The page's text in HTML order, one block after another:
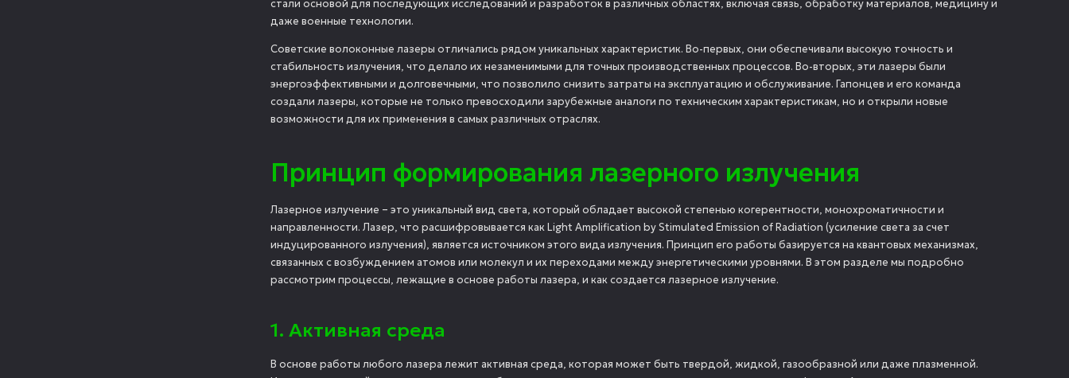
стали основой для последующих исследований и разработок в различных областях, включая связь, обработку материалов, медицину и
даже военные технологии.
Советские волоконные лазеры отличались рядом уникальных характеристик. Во-первых, они обеспечивали высокую точность и
стабильность излучения, что делало их незаменимыми для точных производственных процессов. Во-вторых, эти лазеры были
энергоэффективными и долговечными, что позволило снизить затраты на эксплуатацию и обслуживание. Гапонцев и его команда
создали лазеры, которые не только превосходили зарубежные аналоги по техническим характеристикам, но и открыли новые
возможности для их применения в самых различных отраслях.
Принцип формирования лазерного излучения
Лазерное излучение – это уникальный вид света, который обладает высокой степенью когерентности, монохроматичности и
направленности. Лазер, что расшифровывается какLight Amplification by Stimulated Emission of Radiation (усиление света за счет
индуцированного излучения), является источником этого вида излучения. Принцип его работы базируется на квантовых механизмах,
связанных с возбуждением атомов или молекул и их переходами между энергетическими уровнями. В этом разделе мы подробно
рассмотрим процессы, лежащие в основе работы лазера, и как создается лазерное излучение.
1. Активная среда
В основе работы любого лазера лежит активная среда, которая может быть твердой, жидкой, газообразной или даже плазменной.